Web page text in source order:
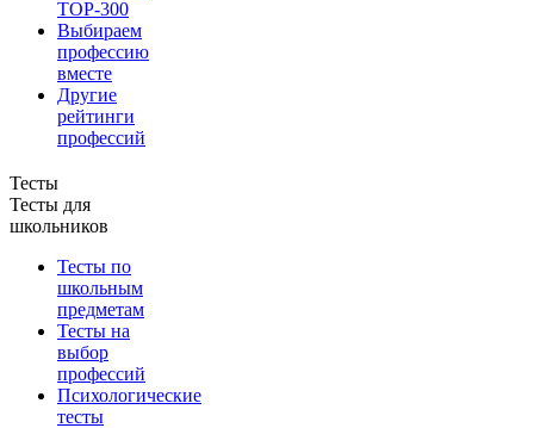
TOP-300
Выбираем
профессию
вместе
Другие
рейтинги
профессий
Тесты
Тесты для
школьников
Тесты по
школьным
предметам
Тесты на
выбор
профессий
Психологические
тесты